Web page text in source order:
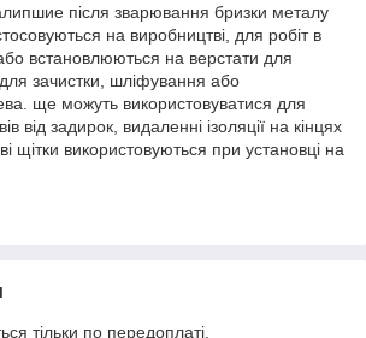
після зварювання бризки металу
на виробництві, для робіт в
встановлюються на верстати для
зачистки, шліфування або
ще можуть використовуватися для
від задирок, видаленні ізоляції на кінцях
щітки використовуються при установці на
тільки по передоплаті.